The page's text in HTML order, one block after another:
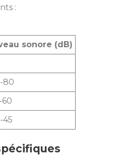
:
sonore (dB)
80
60
45